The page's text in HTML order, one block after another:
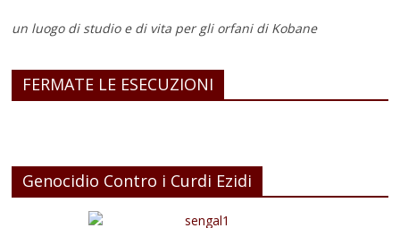
un luogo di studio e di vita per gli orfani di Kobane
FERMATE LE ESECUZIONI
Genocidio Contro i Curdi Ezidi